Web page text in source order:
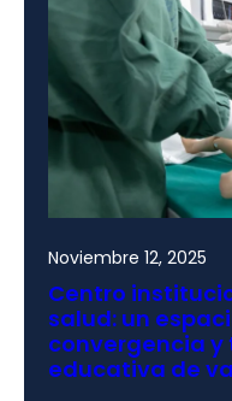
Noviembre 12, 2025
Centro
salud: un
convergencia
educativa de